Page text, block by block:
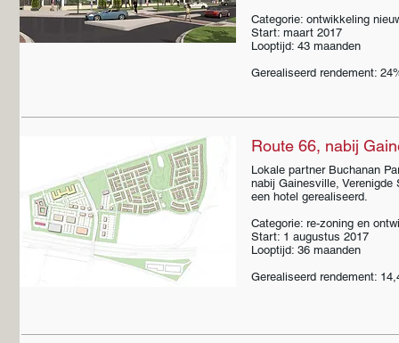
Categorie: ontwikkeling
Start: maart 2017
Looptijd: 43 maanden
Gerealiseerd rendement:
Route 66, nabij
Lokale partner Buchanan
nabij Gainesville,
een hotel gerealiseerd.
Categorie: re-zoning en
Start: 1 augustus 2017
Looptijd: 36 maanden
Gerealiseerd rendement: